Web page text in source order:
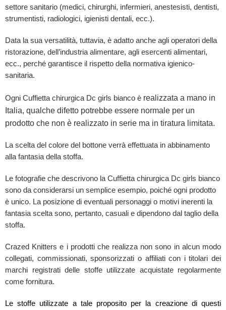
settore sanitario (medici, chirurghi, infermieri, anestesisti, dentisti,
strumentisti, radiologici, igienisti dentali, ecc.).
Data la sua versatilità, tuttavia, è adatto anche agli operatori della
ristorazione, dell’industria alimentare, agli esercenti alimentari,
ecc., perché garantisce il rispetto della normativa igienico-
sanitaria.
Ogni Cuffietta chirurgica Dc girls bianco è realizzata a mano in
Italia, qualche difetto potrebbe essere normale per un
prodotto che non è realizzato in serie ma in tiratura limitata.
La scelta del colore del bottone verrà effettuata in abbinamento
alla fantasia della stoffa.
Le fotografie che descrivono la Cuffietta chirurgica Dc girls bianco
sono da considerarsi un semplice esempio, poiché ogni prodotto
è unico. La posizione di eventuali personaggi o motivi inerenti la
fantasia scelta sono, pertanto, casuali e dipendono dal taglio della
stoffa.
Crazed Knitters e i prodotti che realizza non sono in alcun modo
collegati, commissionati, sponsorizzati o affiliati con i titolari dei
marchi registrati delle stoffe utilizzate acquistate regolarmente
come fornitura.
Le stoffe utilizzate a tale proposito per la creazione di questi